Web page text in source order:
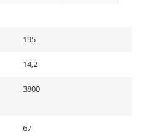
195
14,2
3800
67